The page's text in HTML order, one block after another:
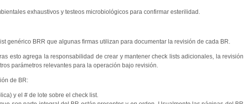
exhaustivos y testeos microbiológicos para confirmar esterilidad.
genérico BRR que algunas firmas utilizan para documentar la revisión de cada BR.
esto agrega la responsabilidad de crear y mantener check lists adicionales, la revisión
parámetros relevantes para la operación bajo revisión.
de BR:
y el # de lote sobre el check list.